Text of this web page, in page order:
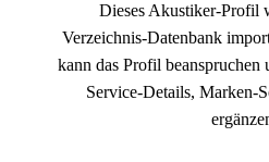
Dieses Akustiker-Profil
Verzeichnis-Datenbank
kann das Profil beanspruchen
Service-Details, Marken-